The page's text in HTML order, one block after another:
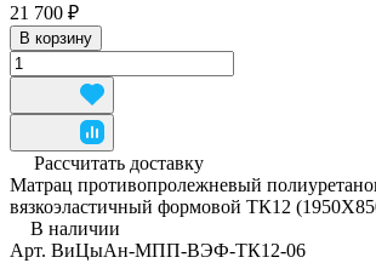
21 700 ₽
В корзину
Рассчитать доставку
Матрац противопролежневый
вязкоэластичный формовой ТК12
В наличии
Арт. ВиЦыАн-МПП-ВЭФ-ТК12-06